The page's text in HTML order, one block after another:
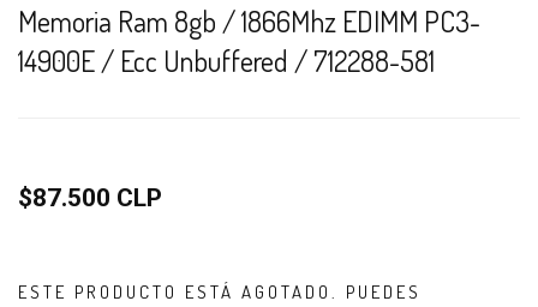
Memoria Ram 8gb / 1866Mhz EDIMM PC3-
14900E / Ecc Unbuffered / 712288-581
$87.500 CLP
ESTE PRODUCTO ESTÁ AGOTADO. PUEDES